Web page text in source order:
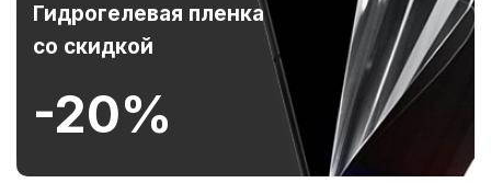
Гидрогелевая пленка
со скидкой
-20%